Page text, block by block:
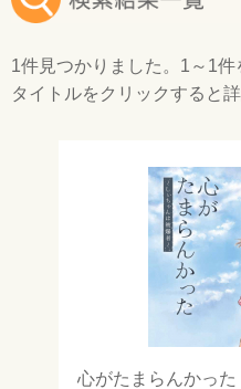
1件見つかりました。 1～1件
タイトルをクリックすると
心がたまらんかった